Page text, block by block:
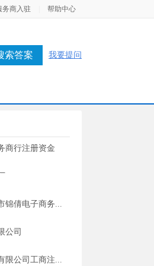
务商入驻 帮助中心
索答案 我要提问
商行注册资金
锦倩电子商务...
公司
限公司工商注...